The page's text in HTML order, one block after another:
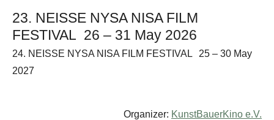
23. NEISSE NYSA NISA FILM
FESTIVAL 26 – 31 May 2026
24. NEISSE NYSA NISA FILM FESTIVAL
25 – 30 May
2027
Organizer: KunstBauerKino e.V.